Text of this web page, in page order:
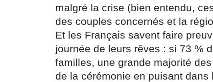
malgré la crise (bien entendu,
des couples concernés et la
Et les Français savent faire
journée de leurs rêves : si 73 %
familles, une grande majorité
de la cérémonie en puisant